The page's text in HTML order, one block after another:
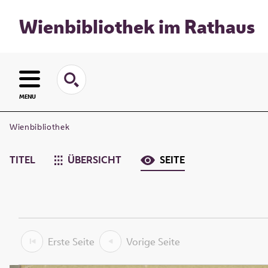
Wienbibliothek im Rathaus
MENU
Wienbibliothek
TITEL ÜBERSICHT SEITE
Erste Seite Vorige Seite